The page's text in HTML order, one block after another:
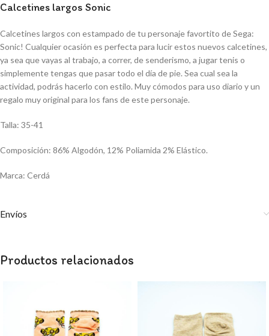
Calcetines largos Sonic
Calcetines largos con estampado de tu personaje favortito de Sega:
Sonic! Cualquier ocasión es perfecta para lucir estos nuevos calcetines,
ya sea que vayas al trabajo, a correr, de senderismo, a jugar tenis o
simplemente tengas que pasar todo el día de pie. Sea cual sea la
actividad, podrás hacerlo con estilo. Muy cómodos para uso diario y un
regalo muy original para los fans de este personaje.
Talla: 35-41
Composición: 86% Algodón, 12% Poliamida 2% Elástico.
Marca: Cerdá
Envíos
Productos relacionados